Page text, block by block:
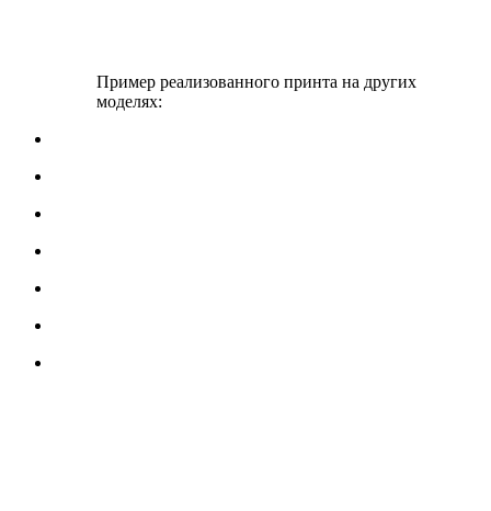
Пример реализованного принта на других
моделях: